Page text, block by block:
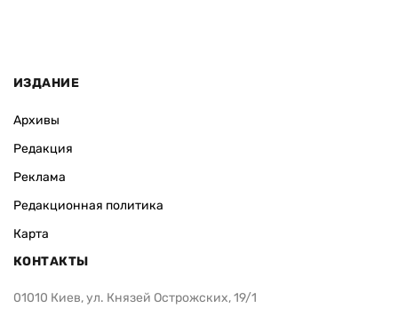
ИЗДАНИЕ
Архивы
Редакция
Реклама
Редакционная политика
Карта
КОНТАКТЫ
01010 Киев, ул. Князей Острожских, 19/1